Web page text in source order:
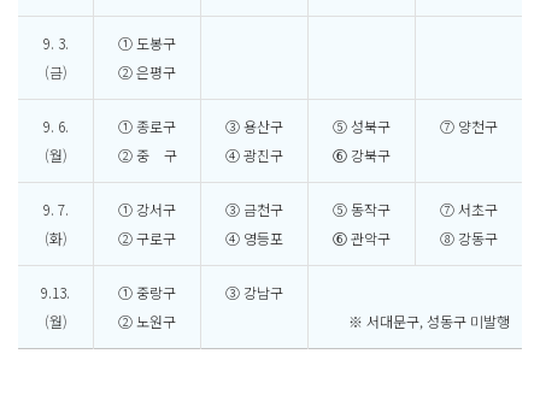
9. 3.
(금)
① 도봉구
② 은평구
9. 6.
(월)
① 종로구
② 중 구
③ 용산구
④ 광진구
⑤ 성북구
⑥ 강북구
⑦ 양천구
9. 7.
(화)
① 강서구
② 구로구
③ 금천구
④ 영등포
⑤ 동작구
⑥ 관악구
⑦ 서초구
⑧ 강동구
9.13.
(월)
① 중랑구
② 노원구
③ 강남구
※ 서대문구, 성동구 미발행